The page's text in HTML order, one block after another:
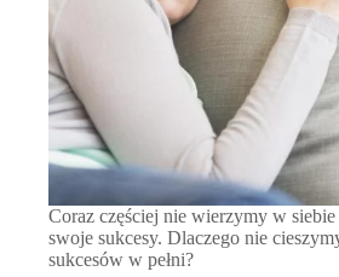
Coraz częściej nie wierzymy w
swoje sukcesy. Dlaczego nie
sukcesów w pełni?